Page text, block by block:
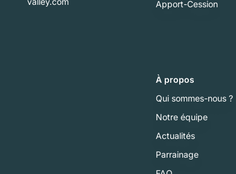
Apport-Cession
À propos
Qui sommes-nous ?
Notre équipe
Actualités
Parrainage